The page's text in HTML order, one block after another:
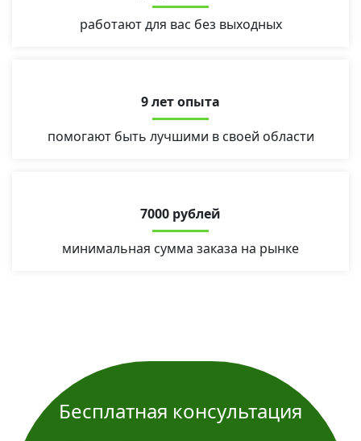
работают для вас без выходных
9 лет опыта
помогают быть лучшими в своей области
7000 рублей
минимальная сумма заказа на рынке
Бесплатная консультация